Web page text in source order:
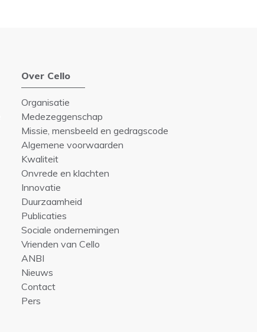
Over Cello
Organisatie
Medezeggenschap
Missie, mensbeeld en gedragscode
Algemene voorwaarden
Kwaliteit
Onvrede en klachten
Innovatie
Duurzaamheid
Publicaties
Sociale ondernemingen
Vrienden van Cello
ANBI
Nieuws
Contact
Pers